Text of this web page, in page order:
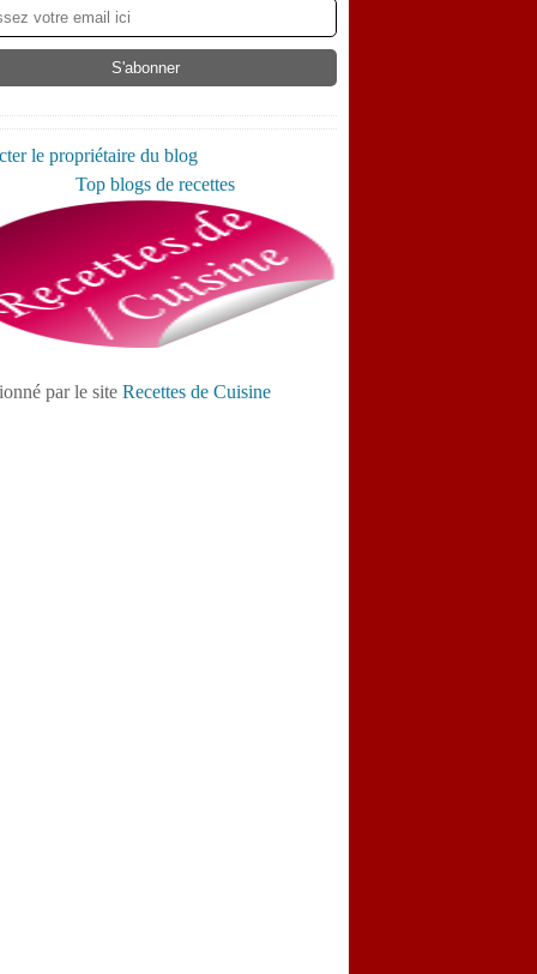
le propriétaire du blog
par le site Recettes de Cuisine